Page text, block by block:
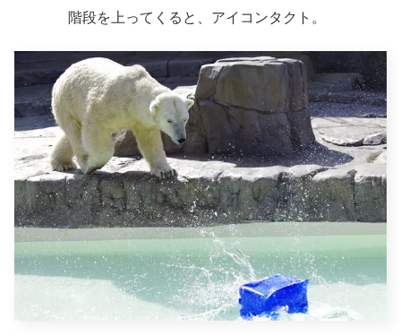
階段を上ってくると、アイコンタクト。